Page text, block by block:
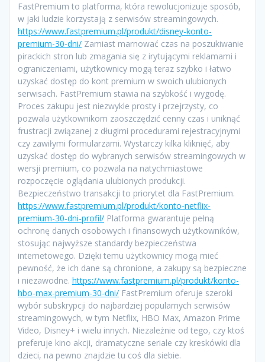
FastPremium to platforma, która rewolucjonizuje sposób,
w jaki ludzie korzystają z serwisów streamingowych.
https://www.fastpremium.pl/produkt/disney-konto-
premium-30-dni/ Zamiast marnować czas na poszukiwanie
pirackich stron lub zmagania się z irytującymi reklamami i
ograniczeniami, użytkownicy mogą teraz szybko i łatwo
uzyskać dostęp do kont premium w swoich ulubionych
serwisach. FastPremium stawia na szybkość i wygodę.
Proces zakupu jest niezwykle prosty i przejrzysty, co
pozwala użytkownikom zaoszczędzić cenny czas i uniknąć
frustracji związanej z długimi procedurami rejestracyjnymi
czy zawiłymi formularzami. Wystarczy kilka kliknięć, aby
uzyskać dostęp do wybranych serwisów streamingowych w
wersji premium, co pozwala na natychmiastowe
rozpoczęcie oglądania ulubionych produkcji.
Bezpieczeństwo transakcji to priorytet dla FastPremium.
https://www.fastpremium.pl/produkt/konto-netflix-
premium-30-dni-profil/ Platforma gwarantuje pełną
ochronę danych osobowych i finansowych użytkowników,
stosując najwyższe standardy bezpieczeństwa
internetowego. Dzięki temu użytkownicy mogą mieć
pewność, że ich dane są chronione, a zakupy są bezpieczne
i niezawodne. https://www.fastpremium.pl/produkt/konto-
hbo-max-premium-30-dni/ FastPremium oferuje szeroki
wybór subskrypcji do najbardziej popularnych serwisów
streamingowych, w tym Netflix, HBO Max, Amazon Prime
Video, Disney+ i wielu innych. Niezależnie od tego, czy ktoś
preferuje kino akcji, dramatyczne seriale czy kreskówki dla
dzieci, na pewno znajdzie tu coś dla siebie.